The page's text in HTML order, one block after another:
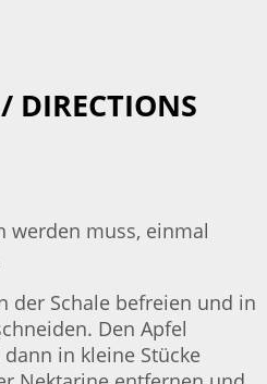
DIRECTIONS
werden muss, einmal
der Schale befreien und in
Den Apfel
in kleine Stücke